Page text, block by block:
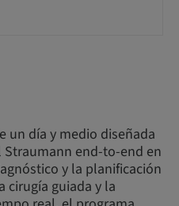
un día y medio diseñada
end-to-end en
y la planificación
cirugía guiada y la